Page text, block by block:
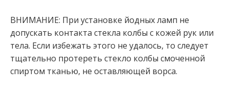
ВНИМАНИЕ: При установке йодных ламп не
допускать контакта стекла колбы с кожей рук или
тела. Если избежать этого не удалось, то следует
тщательно протереть стекло колбы смоченной
спиртом тканью, не оставляющей ворса.